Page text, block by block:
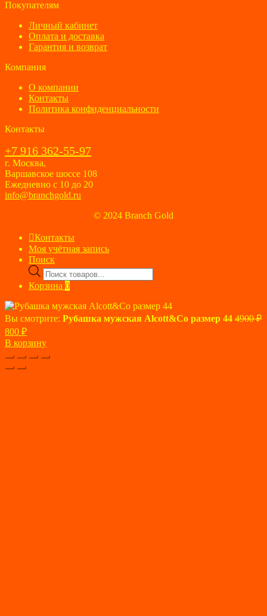
Покупателям
Личный кабинет
Оплата и доставка
Гарантия и возврат
Компания
О компании
Контакты
Политика конфиденциальности
Контакты
+7 916 362-55-97
г. Москва,
Варшавское шоссе 108
Ежедневно с 10 до 20
info@branchgold.ru
© 2024 Branch Gold
Контакты
Моя учётная запись
Поиск
Поиск
товаров
Корзина 0
Вы смотрите: Рубашка мужская Alcott&Co размер 44 4900₽
Первоначальная
цена
составляла
800 ₽Текущая
цена:
В корзину